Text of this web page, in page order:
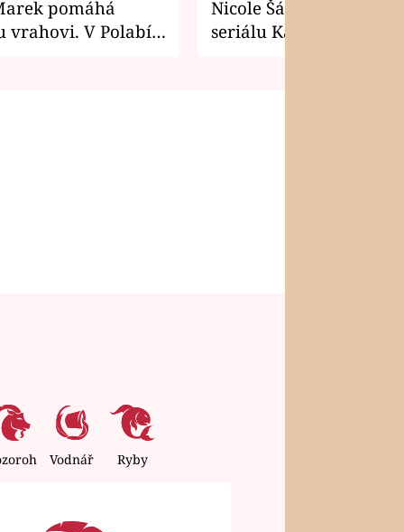
pomáhá
vrahovi. V Polabí
Nicole Šáchová získala
seriálu Kamarádi
Vodnář Ryby